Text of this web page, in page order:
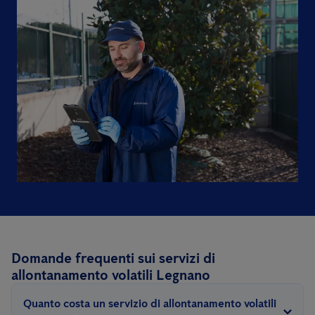
Domande frequenti sui servizi di
allontanamento volatili Legnano
Quanto costa un servizio di allontanamento volatili